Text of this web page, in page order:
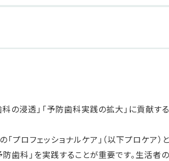
科の浸透」「予防歯科実践の拡大」に貢献す
ロフェッショナルケア」（以下プロケア）
歯科」を実践することが重要です。生活者